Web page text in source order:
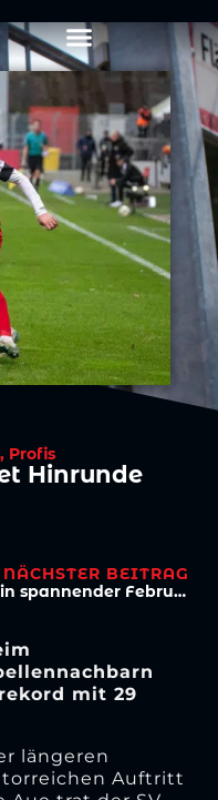
, Profis
Hinrunde
NÄCHSTER BEITRAG
Ein spannender Februar erwartet die Viktoria: 2mal Flutlicht in Höhenberg
mit 29
längeren
Auftritt